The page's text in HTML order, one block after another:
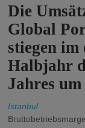
Die
Global
stiegen im
Halbjahr
Jahres
Istanbul